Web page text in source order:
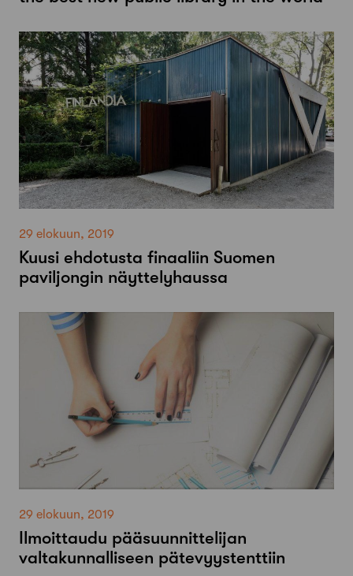
29 elokuun, 2019
Kuusi ehdotusta finaaliin Suomen
paviljongin näyttelyhaussa
29 elokuun, 2019
Ilmoittaudu pääsuunnittelijan
valtakunnalliseen pätevyystenttiin